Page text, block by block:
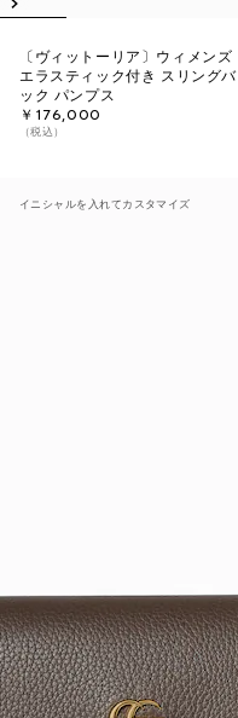
〔ヴィットーリア〕ウィメンズ
エラスティック付き スリングバ
ック パンプス
￥176,000
（税込）
イニシャルを入れてカスタマイズ